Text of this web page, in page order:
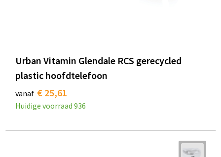
Urban Vitamin Glendale RCS gerecycled
plastic hoofdtelefoon
vanaf € 25,61
Huidige voorraad 936